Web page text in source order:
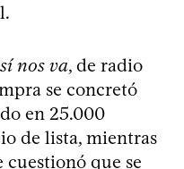
nos va, de radio
se concretó
en 25.000
de lista, mientras
cuestionó que se